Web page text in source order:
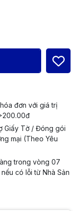
đơn với giá trị
Giấy Tờ / Đóng gói
mại (Theo Yêu
trong vòng 07
có lỗi từ Nhà Sản